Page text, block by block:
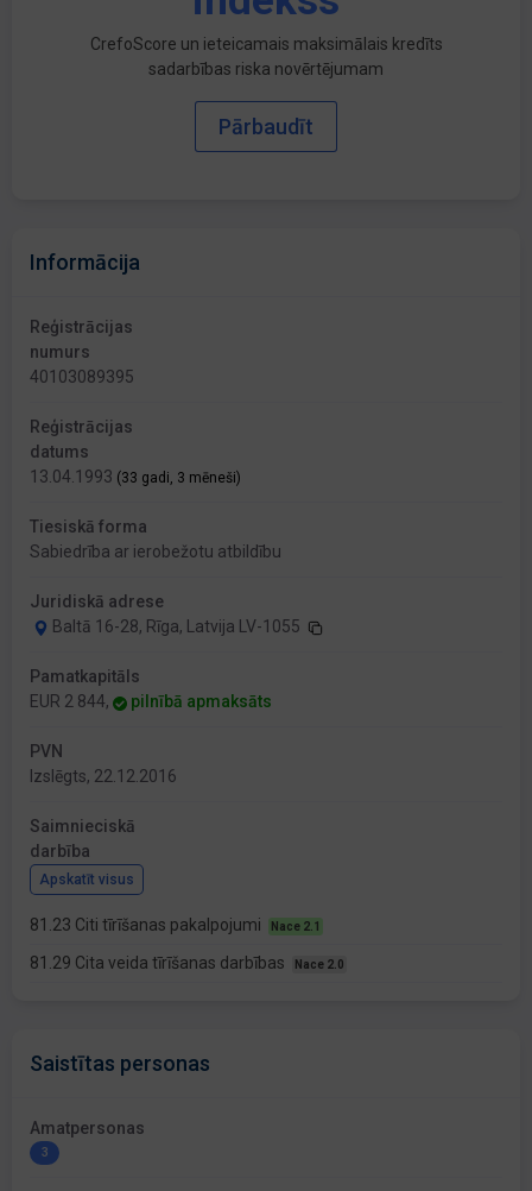
CrefoScore un ieteicamais maksimālais kredīts
sadarbības riska novērtējumam
Pārbaudīt
Informācija
Reģistrācijas
numurs
40103089395
Reģistrācijas
datums
13.04.1993 (33 gadi, 3 mēneši)
Tiesiskā forma
Sabiedrība ar ierobežotu atbildību
Juridiskā adrese
Baltā 16-28, Rīga, Latvija LV-1055
Pamatkapitāls
EUR 2 844,
pilnībā apmaksāts
PVN
Izslēgts, 22.12.2016
Saimnieciskā
darbība
Apskatīt visus
81.23 Citi tīrīšanas pakalpojumi Nace 2.1
81.29 Cita veida tīrīšanas darbības Nace 2.0
Saistītas personas
Amatpersonas
3